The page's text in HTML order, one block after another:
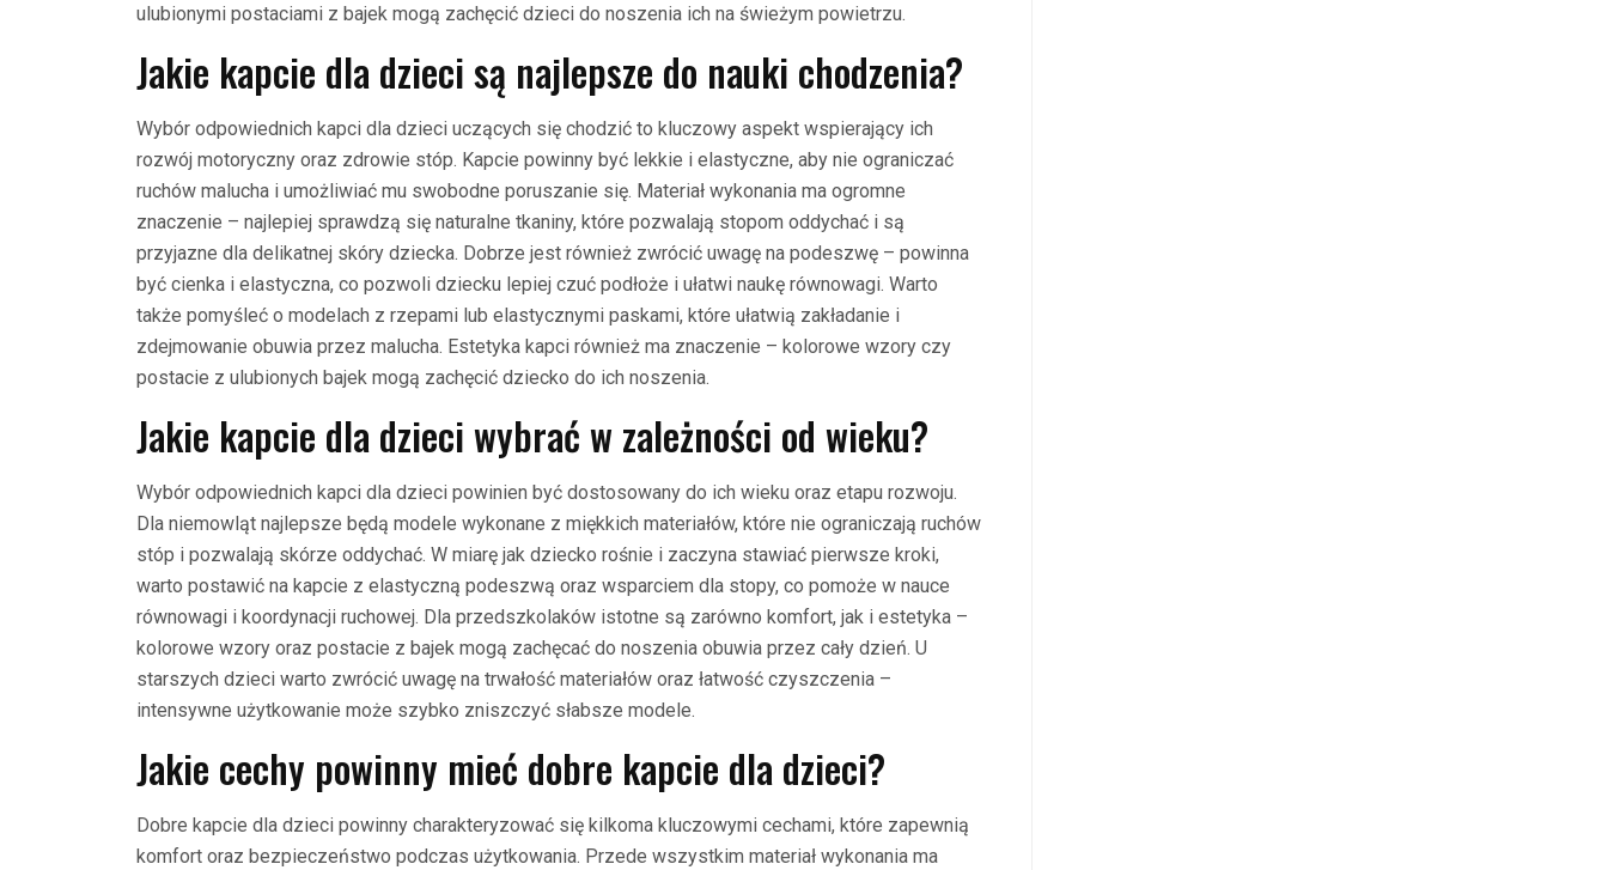
ulubionymi postaciami z bajek mogą zachęcić dzieci do noszenia ich na świeżym powietrzu.
Jakie kapcie dla dzieci są najlepsze do nauki chodzenia?
Wybór odpowiednich kapci dla dzieci uczących się chodzić to kluczowy aspekt wspierający ich
rozwój motoryczny oraz zdrowie stóp. Kapcie powinny być lekkie i elastyczne, aby nie ograniczać
ruchów malucha i umożliwiać mu swobodne poruszanie się. Materiał wykonania ma ogromne
znaczenie – najlepiej sprawdzą się naturalne tkaniny, które pozwalają stopom oddychać i są
przyjazne dla delikatnej skóry dziecka. Dobrze jest również zwrócić uwagę na podeszwę – powinna
być cienka i elastyczna, co pozwoli dziecku lepiej czuć podłoże i ułatwi naukę równowagi. Warto
także pomyśleć o modelach z rzepami lub elastycznymi paskami, które ułatwią zakładanie i
zdejmowanie obuwia przez malucha. Estetyka kapci również ma znaczenie – kolorowe wzory czy
postacie z ulubionych bajek mogą zachęcić dziecko do ich noszenia.
Jakie kapcie dla dzieci wybrać w zależności od wieku?
Wybór odpowiednich kapci dla dzieci powinien być dostosowany do ich wieku oraz etapu rozwoju.
Dla niemowląt najlepsze będą modele wykonane z miękkich materiałów, które nie ograniczają ruchów
stóp i pozwalają skórze oddychać. W miarę jak dziecko rośnie i zaczyna stawiać pierwsze kroki,
warto postawić na kapcie z elastyczną podeszwą oraz wsparciem dla stopy, co pomoże w nauce
równowagi i koordynacji ruchowej. Dla przedszkolaków istotne są zarówno komfort, jak i estetyka –
kolorowe wzory oraz postacie z bajek mogą zachęcać do noszenia obuwia przez cały dzień. U
starszych dzieci warto zwrócić uwagę na trwałość materiałów oraz łatwość czyszczenia –
intensywne użytkowanie może szybko zniszczyć słabsze modele.
Jakie cechy powinny mieć dobre kapcie dla dzieci?
Dobre kapcie dla dzieci powinny charakteryzować się kilkoma kluczowymi cechami, które zapewnią
komfort oraz bezpieczeństwo podczas użytkowania. Przede wszystkim materiał wykonania ma